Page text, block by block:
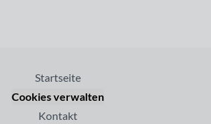
Startseite
Cookies verwalten
Kontakt